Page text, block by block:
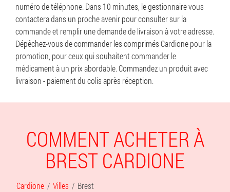
numéro de téléphone. Dans 10 minutes, le gestionnaire vous
contactera dans un proche avenir pour consulter sur la
commande et remplir une demande de livraison à votre adresse.
Dépêchez-vous de commander les comprimés Cardione pour la
promotion, pour ceux qui souhaitent commander le
médicament à un prix abordable. Commandez un produit avec
livraison - paiement du colis après réception.
COMMENT ACHETER À
BREST CARDIONE
Cardione Villes Brest